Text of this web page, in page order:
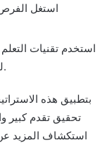
استغل الفرص
استخدم تقنيات
لمساعدتك على تعزيز التركيز والاستيعاب.
بتطبيق هذه
تحقيق تقدم كبير
استكشاف المزيد